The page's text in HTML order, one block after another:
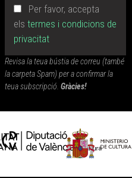
Per favor, accepta
els termes i condicions de
privacitat
Revisa la teua bústia de correu (també
la carpeta Spam) per a confirmar la
teua subscripció. Gràcies!